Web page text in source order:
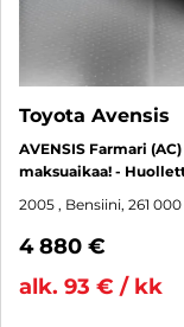
Toyota Avensis
AVENSIS Farmari
maksuaikaa! -
2005 , Bensiini, 261
4 880 €
alk. 93 € / kk